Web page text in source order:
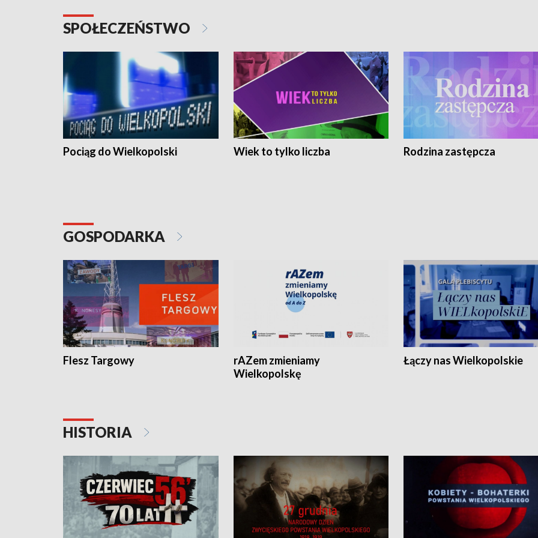
SPOŁECZEŃSTWO
Pociąg do Wielkopolski Wiek to tylko liczba Rodzina zastępcza
GOSPODARKA
Flesz Targowy
rAZem zmieniamy
Wielkopolskę
Łączy nas Wielkopolskie
HISTORIA